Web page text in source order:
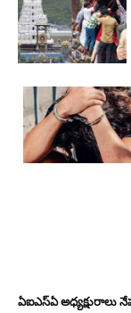
ఏఐఎస్‌ఏ అధ్యక్షురాలు